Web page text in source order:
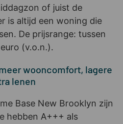
of juist de
is altijd een woning die
De prijsrange: tussen
(v.o.n.).
wooncomfort, lagere
lenen
Base New Brooklyn zijn
hebben A+++ als